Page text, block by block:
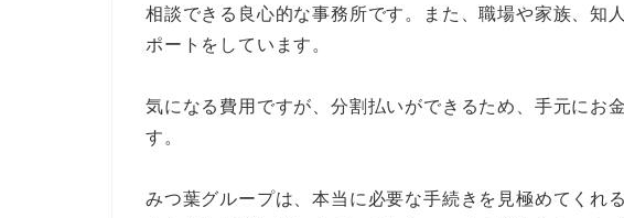
相談できる良心的な事務所です。また、職場や家族、知
ポートをしています。
気になる費用ですが、分割払いができるため、手元にお
す。
みつ葉グループは、本当に必要な手続きを見極めてくれ